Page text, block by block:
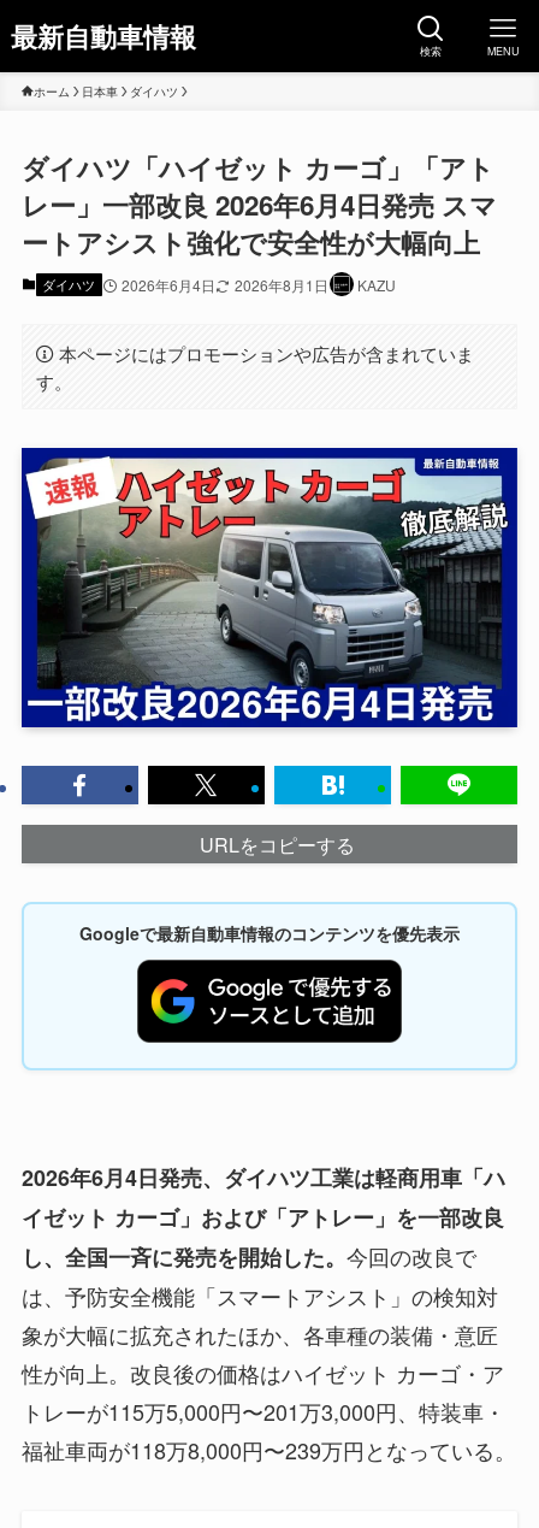
最新自動車情報 検索 MENU
ホーム 日本車 ダイハツ
ダイハツ「ハイゼット カーゴ」「アト
レー」一部改良 2026年6月4日発売 スマ
ートアシスト強化で安全性が大幅向上
ダイハツ 2026年6月4日 2026年8月1日 KAZU
本ページにはプロモーションや広告が含まれていま
す。
URLをコピーする
Googleで最新自動車情報のコンテンツを優先表示
2026年6月4日発売、ダイハツ工業は軽商用車「ハ
イゼット カーゴ」および「アトレー」を一部改良
し、全国一斉に発売を開始した。 今回の改良で
は、予防安全機能「スマートアシスト」の検知対
象が大幅に拡充されたほか、各車種の装備・意匠
性が向上。改良後の価格はハイゼット カーゴ・ア
トレーが115万5,000円〜201万3,000円、特装車・
福祉車両が118万8,000円〜239万円となっている。